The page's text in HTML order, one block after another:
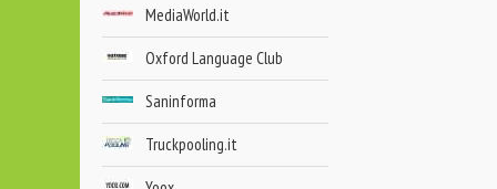
MediaWorld.it
Oxford Language Club
Saninforma
Truckpooling.it